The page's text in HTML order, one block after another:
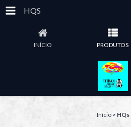
HQS
INÍCIO PRODUTOS
Início > HQs